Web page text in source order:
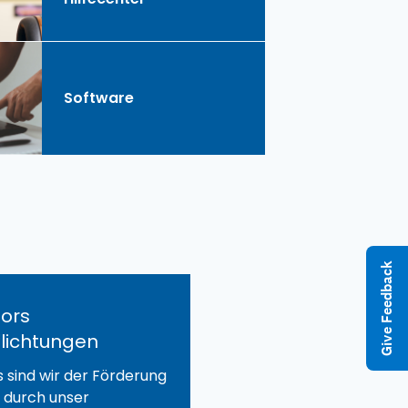
Software
sind wir der Förderung
unser
Give Feedback